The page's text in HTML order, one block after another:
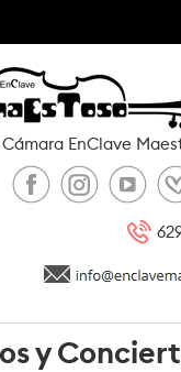
EnClave
y